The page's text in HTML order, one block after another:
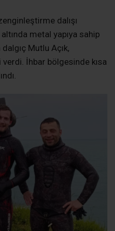
Bağırganlı açıklarında
çekici bir hareketliliğe
deniz içerisinde
Mutlu Açık’ın ihbarı
cismin roket
zenginleştirme dalışı
metal yapıya sahip
Mutlu Açık,
İhbar bölgesinde kısa